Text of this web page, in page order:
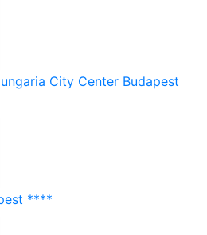
City Center Budapest
****